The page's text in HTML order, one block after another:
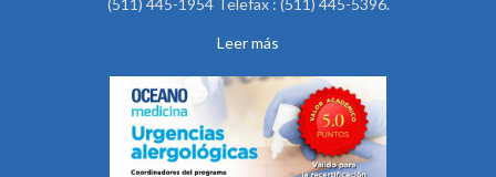
(511) 445-1954 Telefax : (511) 445-5396.
Leer más